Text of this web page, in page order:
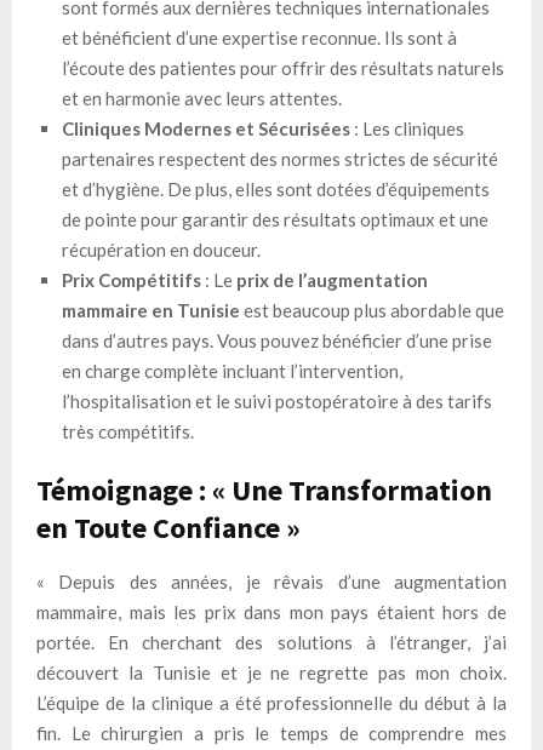
sont formés aux dernières techniques internationales
et bénéficient d’une expertise reconnue. Ils sont à
l’écoute des patientes pour offrir des résultats naturels
et en harmonie avec leurs attentes.
Cliniques Modernes et Sécurisées : Les cliniques
partenaires respectent des normes strictes de sécurité
et d’hygiène. De plus, elles sont dotées d’équipements
de pointe pour garantir des résultats optimaux et une
récupération en douceur.
Prix Compétitifs : Le prix de l’augmentation
mammaire en Tunisie est beaucoup plus abordable que
dans d’autres pays. Vous pouvez bénéficier d’une prise
en charge complète incluant l’intervention,
l’hospitalisation et le suivi postopératoire à des tarifs
très compétitifs.
Témoignage : « Une Transformation
en Toute Confiance »
« Depuis des années, je rêvais d’une augmentation
mammaire, mais les prix dans mon pays étaient hors de
portée. En cherchant des solutions à l’étranger, j’ai
découvert la Tunisie et je ne regrette pas mon choix.
L’équipe de la clinique a été professionnelle du début à la
fin. Le chirurgien a pris le temps de comprendre mes